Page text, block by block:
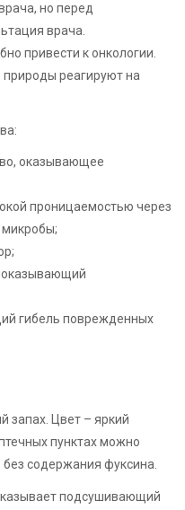
но перед
врача.
привести к онкологии.
реагируют на
оказывающее
проницаемостью через
микробы;
оказывающий
гибель поврежденных
запах. Цвет – яркий
пунктах можно
содержания фуксина.
подсушивающий